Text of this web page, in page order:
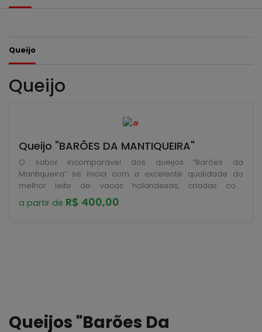
Queijo
Queijo
Queijo "BARÕES DA MANTIQUEIRA"
O sabor incomparável dos queijos “Barões da
Mantiqueira” se inicia com a excelente qualidade do
melhor leite de vacas holandesas, criadas com
alimentação natural, com as mais modernas técnicas de
conforto e bem-estar animal, produzido aqui na Fazenda
a partir de R$ 400,00
Queijos "Barões Da